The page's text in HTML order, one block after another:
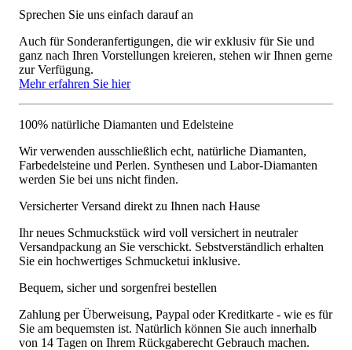
Sprechen Sie uns einfach darauf an
Auch für Sonderanfertigungen, die wir exklusiv für Sie und
ganz nach Ihren Vorstellungen kreieren, stehen wir Ihnen gerne
zur Verfügung.
Mehr erfahren Sie hier
100% natürliche Diamanten und Edelsteine
Wir verwenden ausschließlich echt, natürliche Diamanten,
Farbedelsteine und Perlen. Synthesen und Labor-Diamanten
werden Sie bei uns nicht finden.
Versicherter Versand direkt zu Ihnen nach Hause
Ihr neues Schmuckstück wird voll versichert in neutraler
Versandpackung an Sie verschickt. Sebstverständlich erhalten
Sie ein hochwertiges Schmucketui inklusive.
Bequem, sicher und sorgenfrei bestellen
Zahlung per Überweisung, Paypal oder Kreditkarte - wie es für
Sie am bequemsten ist. Natürlich können Sie auch innerhalb
von 14 Tagen on Ihrem Rückgaberecht Gebrauch machen.